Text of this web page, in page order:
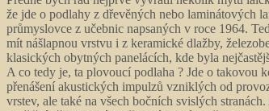
že jde o podlahy z dřevěných nebo laminátových
průmyslovce z učebnic napsaných v roce 1964.
mít nášlapnou vrstvu i z keramické dlažby,
klasických obytných panelácích, kde byla
A co tedy je, ta plovoucí podlaha ? Jde o takovou
přenášení akustických impulzů vzniklých od
vrstev, ale také na všech bočních svislých